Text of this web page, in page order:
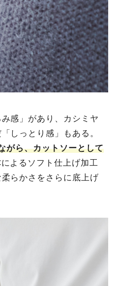
感」があり、カシミヤ
しっとり感」もある。
がら、カットソーとして
よるソフト仕上げ加工
らかさをさらに底上げ